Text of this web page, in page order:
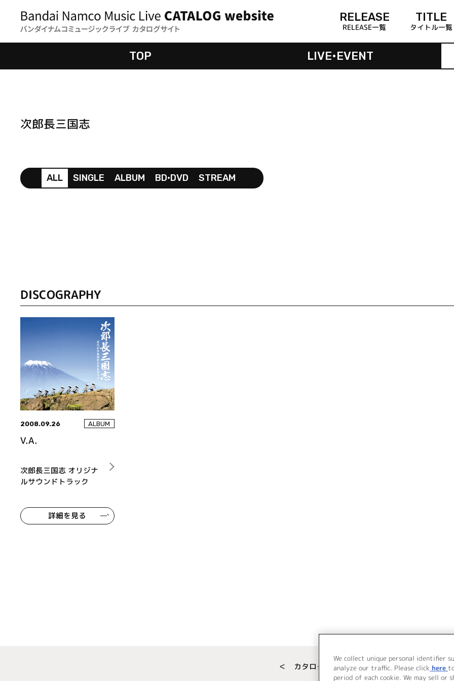
RELEASE
RELEASE一覧
TITLE
タイトル一覧
TOP LIVE•EVENT
次郎長三国志
ALL SINGLE ALBUM BD•DVD STREAM
DISCOGRAPHY
2008.09.26 ALBUM
V.A.
次郎長三国志 オリジナ
ルサウンドトラック
詳細を見る
＜ カタログサイト トップページへ
We collect unique personal identifier
analyze our traffic. Please click here
period of each cookie. We may sell